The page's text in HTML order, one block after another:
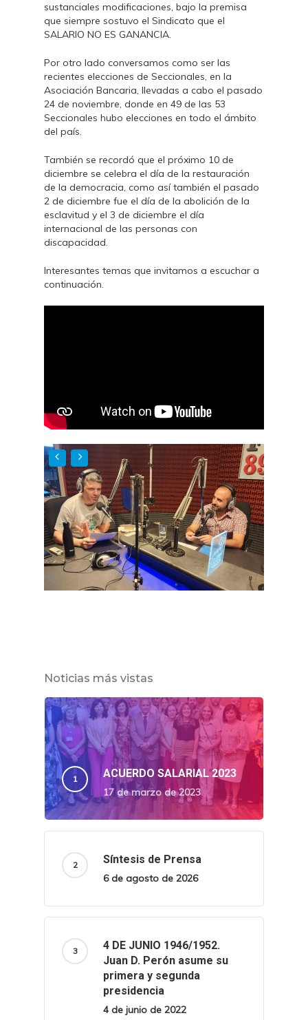
sustanciales modificaciones, bajo la premisa
que siempre sostuvo el Sindicato que el
SALARIO NO ES GANANCIA.
Por otro lado conversamos como ser las
recientes elecciones de Seccionales, en la
Asociación Bancaria, llevadas a cabo el pasado
24 de noviembre, donde en 49 de las 53
Seccionales hubo elecciones en todo el ámbito
del país.
También se recordó que el próximo 10 de
diciembre se celebra el día de la restauración
de la democracia, como así también el pasado
2 de diciembre fue el día de la abolición de la
esclavitud y el 3 de diciembre el día
internacional de las personas con
discapacidad.
Interesantes temas que invitamos a escuchar a
continuación.
Noticias más vistas
ACUERDO SALARIAL 2023
17 de marzo de 2023
Síntesis de Prensa
6 de agosto de 2026
4 DE JUNIO 1946/1952.
Juan D. Perón asume su
primera y segunda
presidencia
4 de junio de 2022